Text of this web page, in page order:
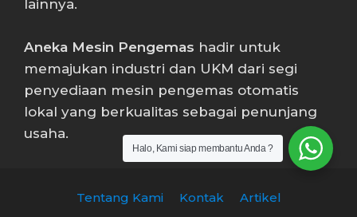
lainnya.
Aneka Mesin Pengemas hadir untuk
memajukan industri dan UKM dari segi
penyediaan mesin pengemas otomatis
lokal yang berkualitas sebagai penunjang
usaha.
Tentang Kami Kontak Artikel
Halo, Kami siap membantu Anda ?